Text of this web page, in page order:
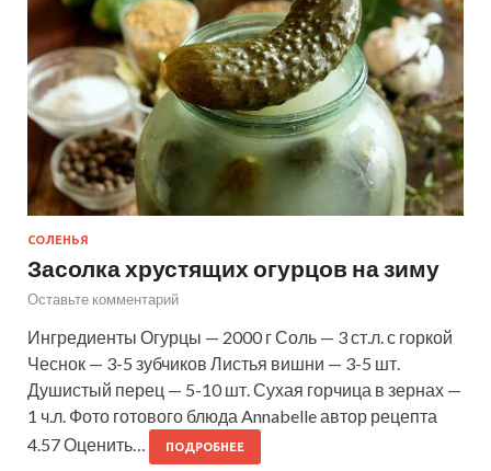
СОЛЕНЬЯ
Засолка хрустящих огурцов на зиму
Оставьте комментарий
Ингредиенты Огурцы — 2000 г Соль — 3 ст.л. с горкой
Чеснок — 3-5 зубчиков Листья вишни — 3-5 шт.
Душистый перец — 5-10 шт. Сухая горчица в зернах —
1 ч.л. Фото готового блюда Annabelle автор рецепта
4.57 Оценить…
ПОДРОБНЕЕ